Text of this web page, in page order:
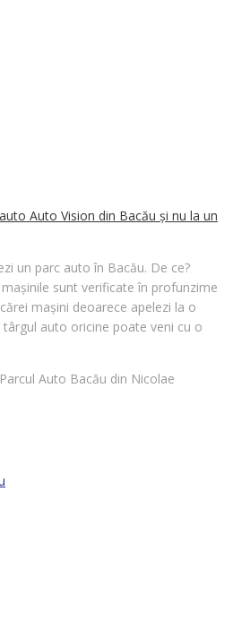
Auto Vision din Bacău și nu la un
un parc auto în Bacău. De ce?
sunt verificate în profunzime
mașini deoarece apelezi la o
auto oricine poate veni cu o